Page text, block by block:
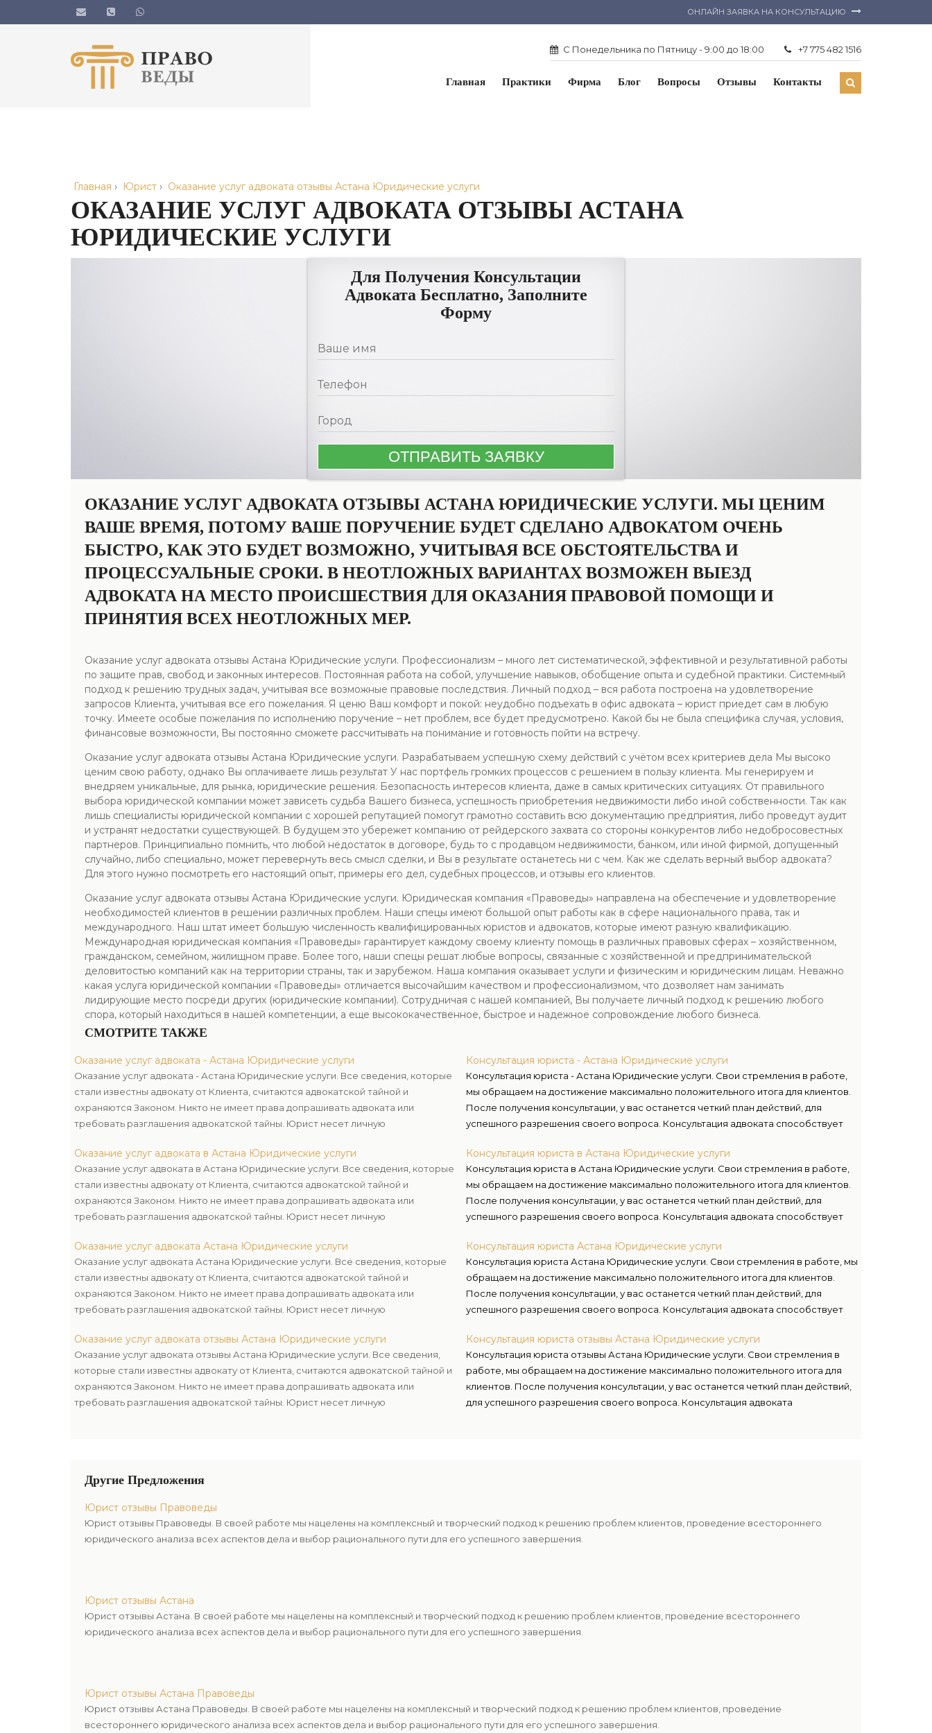
ОНЛАЙН ЗАЯВКА НА КОНСУЛЬТАЦИЮ
С Понедельника по Пятницу - 9:00 до 18:00 +7 775 482 1516
Главная Практики Фирма Блог Вопросы Отзывы Контакты
Главная › Юрист › Оказание услуг адвоката отзывы Астана Юридические услуги
ОКАЗАНИЕ УСЛУГ АДВОКАТА ОТЗЫВЫ АСТАНА
ЮРИДИЧЕСКИЕ УСЛУГИ
Для Получения Консультации
Адвоката Бесплатно, Заполните
Форму
ОКАЗАНИЕ УСЛУГ АДВОКАТА ОТЗЫВЫ АСТАНА ЮРИДИЧЕСКИЕ УСЛУГИ. МЫ ЦЕНИМ
ВАШЕ ВРЕМЯ, ПОТОМУ ВАШЕ ПОРУЧЕНИЕ БУДЕТ СДЕЛАНО АДВОКАТОМ ОЧЕНЬ
БЫСТРО, КАК ЭТО БУДЕТ ВОЗМОЖНО, УЧИТЫВАЯ ВСЕ ОБСТОЯТЕЛЬСТВА И
ПРОЦЕССУАЛЬНЫЕ СРОКИ. В НЕОТЛОЖНЫХ ВАРИАНТАХ ВОЗМОЖЕН ВЫЕЗД
АДВОКАТА НА МЕСТО ПРОИСШЕСТВИЯ ДЛЯ ОКАЗАНИЯ ПРАВОВОЙ ПОМОЩИ И
ПРИНЯТИЯ ВСЕХ НЕОТЛОЖНЫХ МЕР.
Оказание услуг адвоката отзывы Астана Юридические услуги. Профессионализм – много лет систематической, эффективной и результативной работы
по защите прав, свобод и законных интересов. Постоянная работа на собой, улучшение навыков, обобщение опыта и судебной практики. Системный
подход к решению трудных задач, учитывая все возможные правовые последствия. Личный подход – вся работа построена на удовлетворение
запросов Клиента, учитывая все его пожелания. Я ценю Ваш комфорт и покой: неудобно подъехать в офис адвоката – юрист приедет сам в любую
точку. Имеете особые пожелания по исполнению поручение – нет проблем, все будет предусмотрено. Какой бы не была специфика случая, условия,
финансовые возможности, Вы постоянно сможете рассчитывать на понимание и готовность пойти на встречу.
Оказание услуг адвоката отзывы Астана Юридические услуги. Разрабатываем успешную схему действий с учётом всех критериев дела Мы высоко
ценим свою работу, однако Вы оплачиваете лишь результат У нас портфель громких процессов с решением в пользу клиента. Мы генерируем и
внедряем уникальные, для рынка, юридические решения. Безопасность интересов клиента, даже в самых критических ситуациях. От правильного
выбора юридической компании может зависеть судьба Вашего бизнеса, успешность приобретения недвижимости либо иной собственности. Так как
лишь специалисты юридической компании с хорошей репутацией помогут грамотно составить всю документацию предприятия, либо проведут аудит
и устранят недостатки существующей. В будущем это убережет компанию от рейдерского захвата со стороны конкурентов либо недобросовестных
партнеров. Принципиально помнить, что любой недостаток в договоре, будь то с продавцом недвижимости, банком, или иной фирмой, допущенный
случайно, либо специально, может перевернуть весь смысл сделки, и Вы в результате останетесь ни с чем. Как же сделать верный выбор адвоката?
Для этого нужно посмотреть его настоящий опыт, примеры его дел, судебных процессов, и отзывы его клиентов.
Оказание услуг адвоката отзывы Астана Юридические услуги. Юридическая компания «Правоведы» направлена на обеспечение и удовлетворение
необходимостей клиентов в решении различных проблем. Наши спецы имеют большой опыт работы как в сфере национального права, так и
международного. Наш штат имеет большую численность квалифицированных юристов и адвокатов, которые имеют разную квалификацию.
Международная юридическая компания «Правоведы» гарантирует каждому своему клиенту помощь в различных правовых сферах – хозяйственном,
гражданском, семейном, жилищном праве. Более того, наши спецы решат любые вопросы, связанные с хозяйственной и предпринимательской
деловитостью компаний как на территории страны, так и зарубежом. Наша компания оказывает услуги и физическим и юридическим лицам. Неважно
какая услуга юридической компании «Правоведы» отличается высочайшим качеством и профессионализмом, что дозволяет нам занимать
лидирующие место посреди других (юридические компании). Сотрудничая с нашей компанией, Вы получаете личный подход к решению любого
спора, который находиться в нашей компетенции, а еще высококачественное, быстрое и надежное сопровождение любого бизнеса.
СМОТРИТЕ ТАКЖЕ
Оказание услуг адвоката - Астана Юридические услуги
Оказание услуг адвоката - Астана Юридические услуги. Все сведения, которые
стали известны адвокату от Клиента, считаются адвокатской тайной и
охраняются Законом. Никто не имеет права допрашивать адвоката или
требовать разглашения адвокатской тайны. Юрист несет личную
Оказание услуг адвоката в Астана Юридические услуги
Оказание услуг адвоката в Астана Юридические услуги. Все сведения, которые
стали известны адвокату от Клиента, считаются адвокатской тайной и
охраняются Законом. Никто не имеет права допрашивать адвоката или
требовать разглашения адвокатской тайны. Юрист несет личную
Оказание услуг адвоката Астана Юридические услуги
Оказание услуг адвоката Астана Юридические услуги. Все сведения, которые
стали известны адвокату от Клиента, считаются адвокатской тайной и
охраняются Законом. Никто не имеет права допрашивать адвоката или
требовать разглашения адвокатской тайны. Юрист несет личную
Оказание услуг адвоката отзывы Астана Юридические услуги
Оказание услуг адвоката отзывы Астана Юридические услуги. Все сведения,
которые стали известны адвокату от Клиента, считаются адвокатской тайной и
охраняются Законом. Никто не имеет права допрашивать адвоката или
требовать разглашения адвокатской тайны. Юрист несет личную
Консультация юриста - Астана Юридические услуги
Консультация юриста - Астана Юридические услуги. Свои стремления в работе,
мы обращаем на достижение максимально положительного итога для клиентов.
После получения консультации, у вас останется четкий план действий, для
успешного разрешения своего вопроса. Консультация адвоката способствует
Консультация юриста в Астана Юридические услуги
Консультация юриста в Астана Юридические услуги. Свои стремления в работе,
мы обращаем на достижение максимально положительного итога для клиентов.
После получения консультации, у вас останется четкий план действий, для
успешного разрешения своего вопроса. Консультация адвоката способствует
Консультация юриста Астана Юридические услуги
Консультация юриста Астана Юридические услуги. Свои стремления в работе, мы
обращаем на достижение максимально положительного итога для клиентов.
После получения консультации, у вас останется четкий план действий, для
успешного разрешения своего вопроса. Консультация адвоката способствует
Консультация юриста отзывы Астана Юридические услуги
Консультация юриста отзывы Астана Юридические услуги. Свои стремления в
работе, мы обращаем на достижение максимально положительного итога для
клиентов. После получения консультации, у вас останется четкий план действий,
для успешного разрешения своего вопроса. Консультация адвоката
Другие Предложения
Юрист отзывы Правоведы
Юрист отзывы Правоведы. В своей работе мы нацелены на комплексный и творческий подход к решению проблем клиентов, проведение всестороннего
юридического анализа всех аспектов дела и выбор рационального пути для его успешного завершения.
Юрист отзывы Астана
Юрист отзывы Астана. В своей работе мы нацелены на комплексный и творческий подход к решению проблем клиентов, проведение всестороннего
юридического анализа всех аспектов дела и выбор рационального пути для его успешного завершения.
Юрист отзывы Астана Правоведы
Юрист отзывы Астана Правоведы. В своей работе мы нацелены на комплексный и творческий подход к решению проблем клиентов, проведение
всестороннего юридического анализа всех аспектов дела и выбор рационального пути для его успешного завершения.